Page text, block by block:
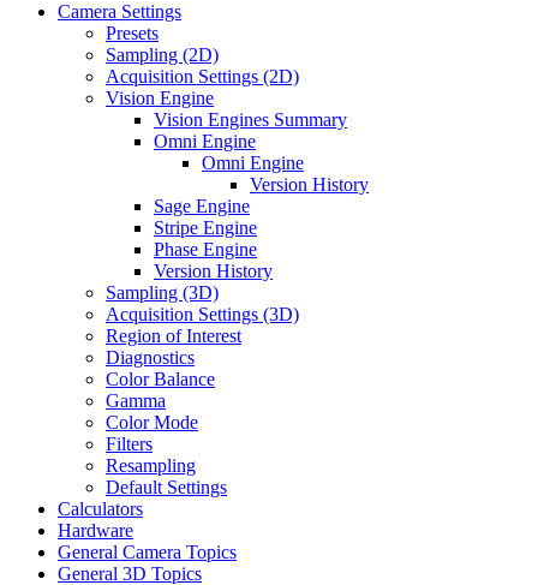
Camera Settings
Presets
Sampling (2D)
Acquisition Settings (2D)
Vision Engine
Vision Engines Summary
Omni Engine
Omni Engine
Version History
Sage Engine
Stripe Engine
Phase Engine
Version History
Sampling (3D)
Acquisition Settings (3D)
Region of Interest
Diagnostics
Color Balance
Gamma
Color Mode
Filters
Resampling
Default Settings
Calculators
Hardware
General Camera Topics
General 3D Topics